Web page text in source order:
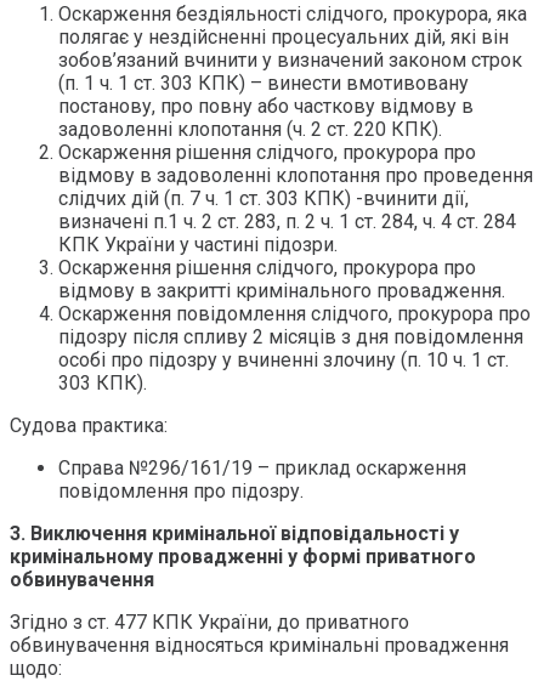
Оскарження бездіяльності слідчого, прокурора, яка
полягає у нездійсненні процесуальних дій, які він
зобов’язаний вчинити у визначений законом строк
(п. 1 ч. 1 ст. 303 КПК) – винести вмотивовану
постанову, про повну або часткову відмову в
задоволенні клопотання (ч. 2 ст. 220 КПК).
Оскарження рішення слідчого, прокурора про
відмову в задоволенні клопотання про проведення
слідчих дій (п. 7 ч. 1 ст. 303 КПК) -вчинити дії,
визначені п.1 ч. 2 ст. 283, п. 2 ч. 1 ст. 284, ч. 4 ст. 284
КПК України у частині підозри.
Оскарження рішення слідчого, прокурора про
відмову в закритті кримінального провадження.
Оскарження повідомлення слідчого, прокурора про
підозру після спливу 2 місяців з дня повідомлення
особі про підозру у вчиненні злочину (п. 10 ч. 1 ст.
303 КПК).
Судова практика:
Справа №296/161/19 – приклад оскарження
повідомлення про підозру.
3. Виключення кримінальної відповідальності у
кримінальному провадженні у формі приватного
обвинувачення
Згідно з ст. 477 КПК України, до приватного
обвинувачення відносяться кримінальні провадження
щодо: